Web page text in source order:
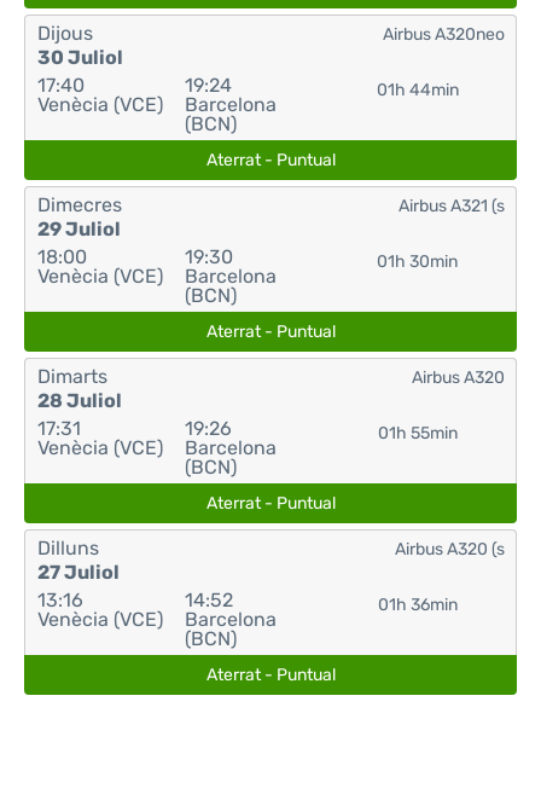
Dijous
30 Juliol
17:40
Venècia (VCE)
19:24
Barcelona
(BCN)
01h 44min
Airbus A320neo
Aterrat - Puntual
Dimecres
29 Juliol
18:00
Venècia (VCE)
19:30
Barcelona
(BCN)
01h 30min
Airbus A321 (s
Aterrat - Puntual
Dimarts
28 Juliol
17:31
Venècia (VCE)
19:26
Barcelona
(BCN)
01h 55min
Airbus A320
Aterrat - Puntual
Dilluns
27 Juliol
13:16
Venècia (VCE)
14:52
Barcelona
(BCN)
01h 36min
Airbus A320 (s
Aterrat - Puntual